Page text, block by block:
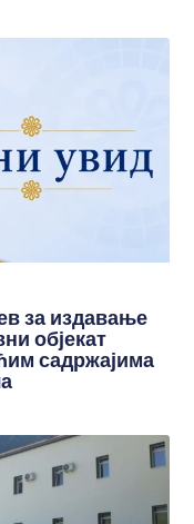
за издавање
објекат
садржајима